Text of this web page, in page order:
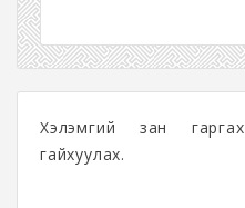
Хэлэмгий зан
гайхуулах.